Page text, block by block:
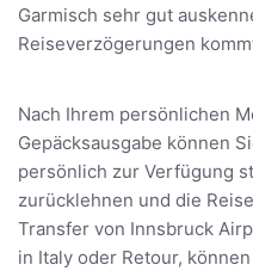
Garmisch sehr gut
Reiseverzögerungen
Nach Ihrem persönlichen
Gepäcksausgabe können
persönlich zur Verfügung
zurücklehnen und die
Transfer von Innsbruck
in Italy oder Retour,